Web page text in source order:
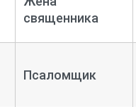
священника
Псаломщик